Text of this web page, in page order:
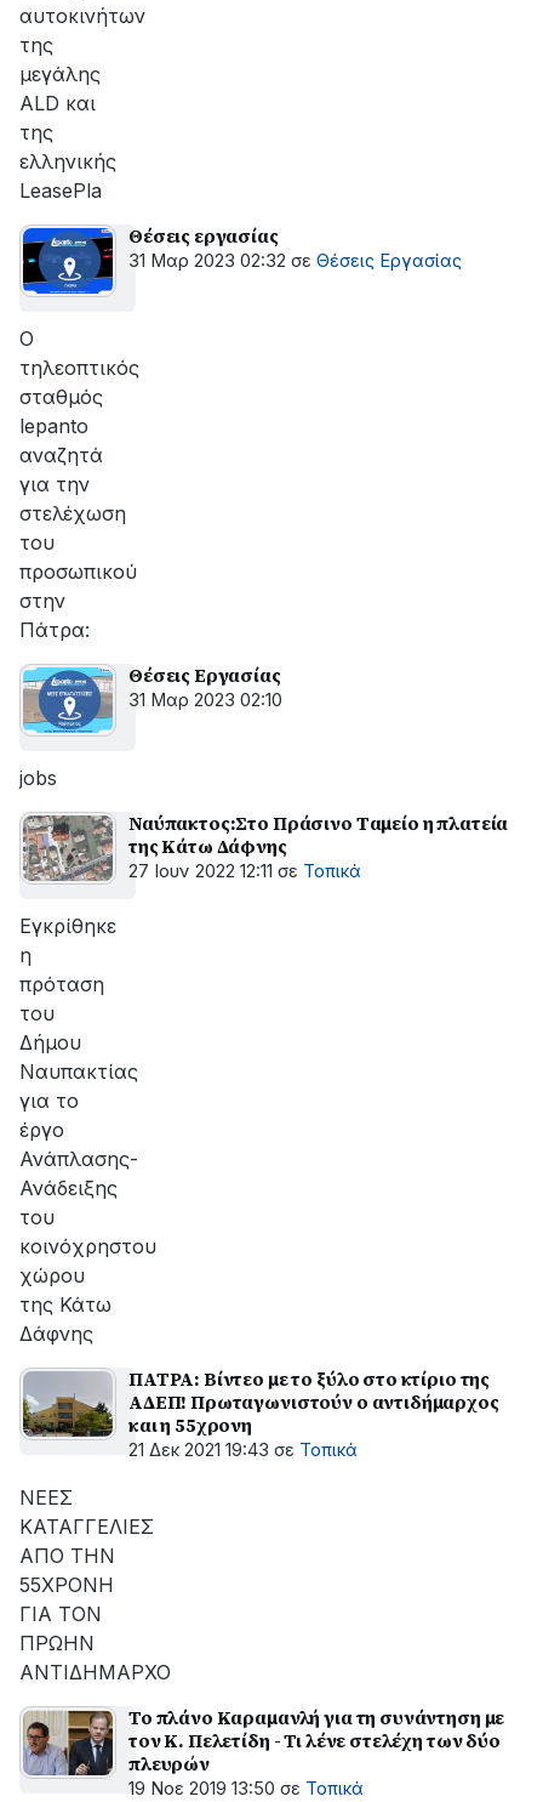
αυτοκινήτων
της
μεγάλης
ALD και
της
ελληνικής
LeasePla
Θέσεις εργασίας
31 Μαρ 2023 02:32 σε Θέσεις Εργασίας
Ο
τηλεοπτικός
σταθμός
lepanto
αναζητά
για την
στελέχωση
του
προσωπικού
στην
Πάτρα:
Θέσεις Εργασίας
31 Μαρ 2023 02:10
jobs
Ναύπακτος:Στο Πράσινο Tαμείο η πλατεία
της Κάτω Δάφνης
27 Ιουν 2022 12:11 σε Τοπικά
Eγκρίθηκε
η
πρόταση
του
Δήμου
Ναυπακτίας
για το
έργο
Ανάπλασης-
Ανάδειξης
του
κοινόχρηστου
χώρου
της Κάτω
Δάφνης
ΠΑΤΡΑ: Βίντεο με το ξύλο στο κτίριο της
ΑΔΕΠ! Πρωταγωνιστούν ο αντιδήμαρχος
και η 55χρονη
21 Δεκ 2021 19:43 σε Τοπικά
ΝΕΕΣ
ΚΑΤΑΓΓΕΛΙΕΣ
ΑΠΟ ΤΗΝ
55ΧΡΟΝΗ
ΓΙΑ ΤΟΝ
ΠΡΩΗΝ
ΑΝΤΙΔΗΜΑΡΧΟ
Το πλάνο Καραμανλή για τη συνάντηση με
τον Κ. Πελετίδη - Τι λένε στελέχη των δύο
πλευρών
19 Νοε 2019 13:50 σε Τοπικά